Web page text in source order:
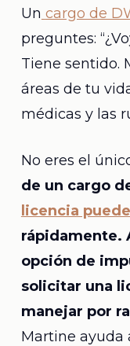
Un cargo de
preguntes:
Tiene sentido.
áreas de tu
médicas y las
No eres el
de un cargo
licencia
rápidamente.
opción de
solicitar una
manejar por
Martine ayuda